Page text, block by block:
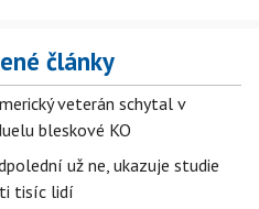
články
veterán schytal v
bleskové KO
už ne, ukazuje studie
tisíc lidí